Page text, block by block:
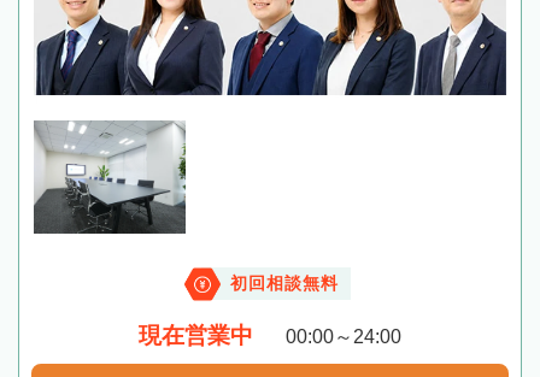
初回相談無料
現在営業中 00:00～24:00